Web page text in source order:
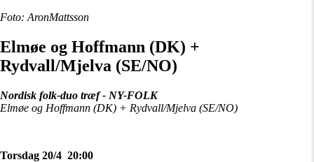
Foto: AronMattsson
Elmøe og Hoffmann (DK) +
Rydvall/Mjelva (SE/NO)
Nordisk folk-duo træf - NY-FOLK
Elmøe og Hoffmann (DK) + Rydvall/Mjelva (SE/NO)
Torsdag 20/4 20:00